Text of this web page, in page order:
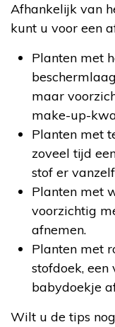
Afhankelijk van
kunt u voor een
Planten met
maar
make-up-
Planten met
zoveel tijd
stof er
Planten met
voorzichtig
afnemen.
Planten met
stofdoek, een
babydoekje
Wilt u de tips